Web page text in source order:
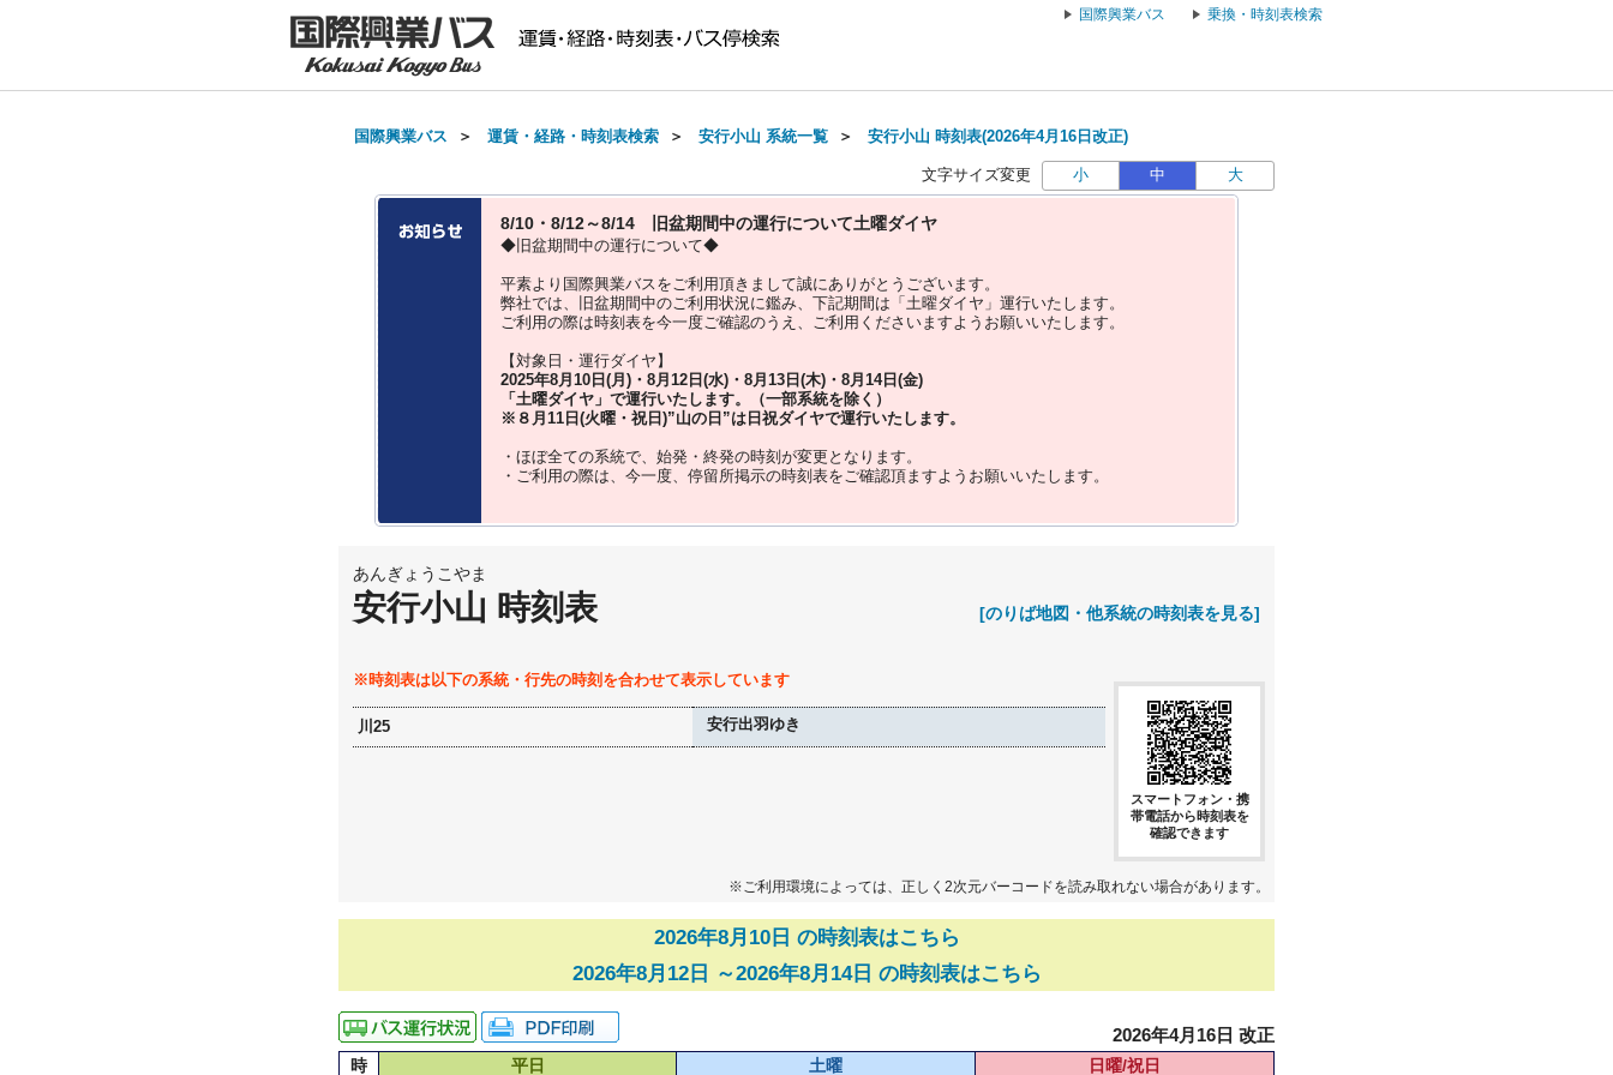
国際興業バス 乗換・時刻表検索
国際興業バス ＞ 運賃・経路・時刻表検索 ＞ 安行小山 系統一覧 ＞ 安行小山 時刻表(2026年4月16日改正)
文字サイズ変更 小 中 大
8/10・8/12～8/14 旧盆期間中の運行について土曜ダイヤ
◆旧盆期間中の運行について◆
平素より国際興業バスをご利用頂きまして誠にありがとうございます。
弊社では、旧盆期間中のご利用状況に鑑み、下記期間は「土曜ダイヤ」運行いたします。
ご利用の際は時刻表を今一度ご確認のうえ、ご利用くださいますようお願いいたします。
【対象日・運行ダイヤ】
2025年8月10日(月)・8月12日(水)・8月13日(木)・8月14日(金)
「土曜ダイヤ」 で運行いたします。（一部系統を除く）
※８月11日(火曜・祝日)”山の日 ”は 日祝ダイヤで運行いたします。
・ほぼ全ての系統で、始発・終発の時刻が変更となります。
・ご利用の際は、今一度、 停留所掲示の時刻表をご確認頂ますようお願いいたします。
あんぎょうこやま
安行小山 時刻表 [のりば地図・他系統の時刻表を見る]
※時刻表は以下の系統・行先の時刻を合わせて表示しています
川25 安行出羽ゆき
スマートフォン・携
帯電話から時刻表を
確認できます
※ご利用環境によっては、正しく2次元バーコードを読み取れない場合があります。
2026年8月10日 の時刻表はこちら
2026年8月12日 ～2026年8月14日 の時刻表はこちら
2026年4月16日 改正
時 平日 土曜 日曜/祝日